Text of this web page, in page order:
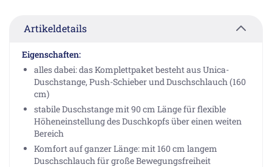
Artikeldetails
Eigenschaften:
alles dabei: das Komplettpaket besteht aus Unica-
Duschstange, Push-Schieber und Duschschlauch (160
cm)
stabile Duschstange mit 90 cm Länge für flexible
Höheneinstellung des Duschkopfs über einen weiten
Bereich
Komfort auf ganzer Länge: mit 160 cm langem
Duschschlauch für große Bewegungsfreiheit